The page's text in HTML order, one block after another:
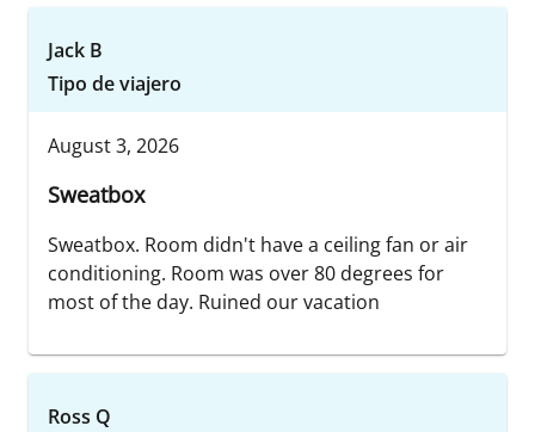
Jack B
Tipo de viajero
August 3, 2026
Sweatbox
Sweatbox. Room didn't have a ceiling fan or air
conditioning. Room was over 80 degrees for
most of the day. Ruined our vacation
Ross Q